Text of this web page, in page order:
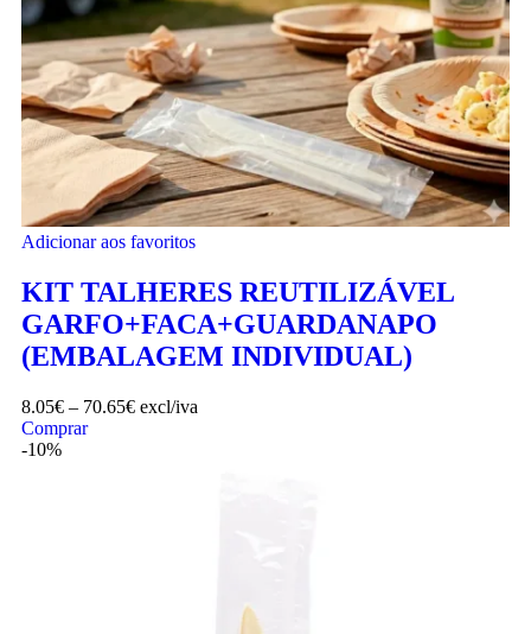
Adicionar aos favoritos
KIT TALHERES REUTILIZÁVEL
GARFO+FACA+GUARDANAPO
(EMBALAGEM INDIVIDUAL)
8.05€ – 70.65€ excl/iva
Comprar
-10%